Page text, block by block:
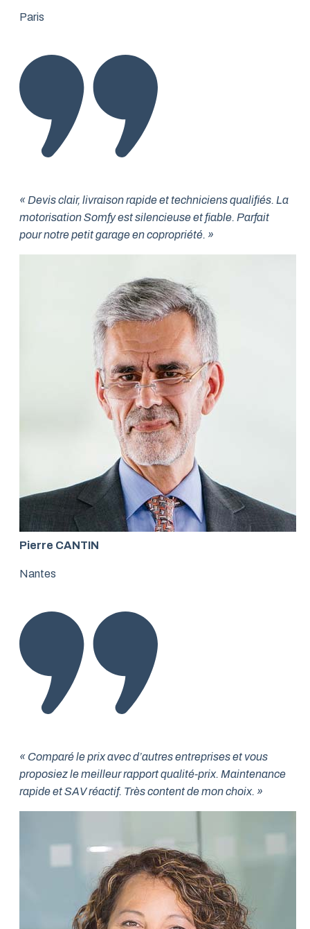
Paris
« Devis clair, livraison rapide et techniciens qualifiés. La
motorisation Somfy est silencieuse et fiable. Parfait
pour notre petit garage en copropriété. »
Pierre CANTIN
Nantes
« Comparé le prix avec d’autres entreprises et vous
proposiez le meilleur rapport qualité-prix. Maintenance
rapide et SAV réactif. Très content de mon choix. »